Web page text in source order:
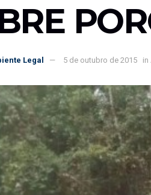
Legal 5 de outubro de 2015 in